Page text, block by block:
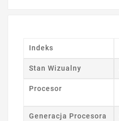
Indeks
Stan Wizualny
Procesor
Generacja Procesora